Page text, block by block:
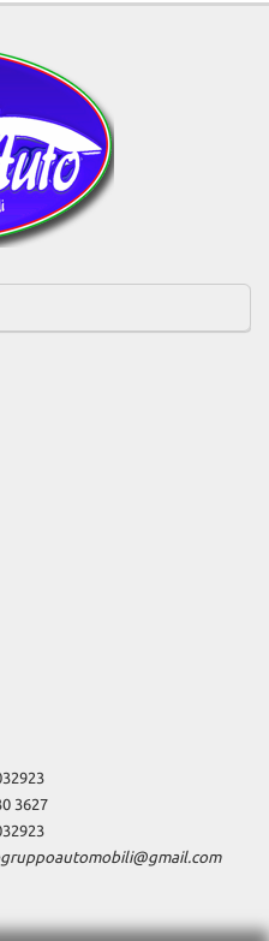
3627